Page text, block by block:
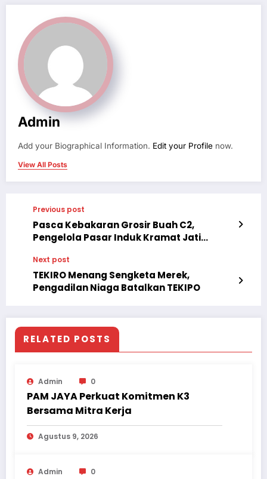
Admin
Add your Biographical Information. Edit your Profile now.
View All Posts
Previous post
Pasca Kebakaran Grosir Buah C2,
Pengelola Pasar Induk Kramat Jati
Next post
TEKIRO Menang Sengketa Merek,
Pengadilan Niaga Batalkan TEKIPO
RELATED POSTS
Admin 0
PAM JAYA Perkuat Komitmen K3
Bersama Mitra Kerja
Agustus 9, 2026
Admin 0